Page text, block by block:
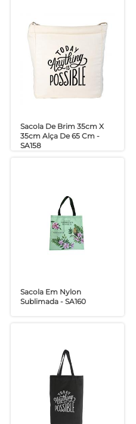
Sacola De Brim 35cm X
35cm Alça De 65 Cm -
SA158
Sacola Em Nylon
Sublimada - SA160